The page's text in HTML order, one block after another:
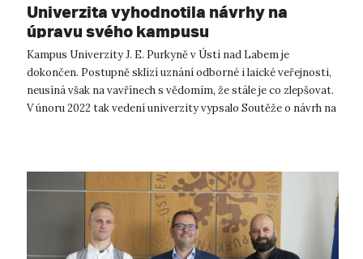
Univerzita vyhodnotila návrhy na
úpravu svého kampusu
Kampus Univerzity J. E. Purkyně v Ústí nad Labem je
dokončen. Postupně sklízí uznání odborné i laické veřejnosti,
neusíná však na vavřínech s vědomím, že stále je co zlepšovat.
V únoru 2022 tak vedení univerzity vypsalo Soutěže o návrh na